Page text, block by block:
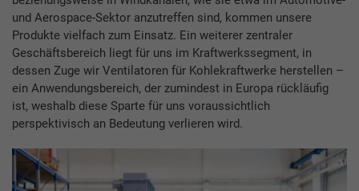
und Aerospace-Sektor anzutreffen sind, kommen unsere
Produkte vielfach zum Einsatz. Ein weiterer zentraler
Geschäftsbereich liegt für uns im Kraftwerkssegment, in
dessen Zuge wir Ventilatoren für Kohlekraftwerke herstellen –
ein Anwendungsbereich, der zumindest in Europa rückläufig
ist, weshalb diese Sparte für uns voraussichtlich
perspektivisch an Bedeutung verlieren wird.